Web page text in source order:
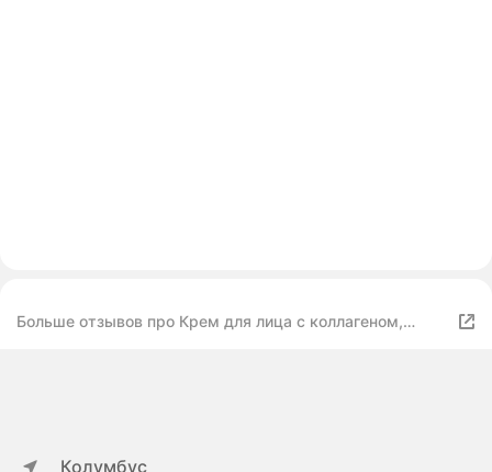
Больше отзывов про Крем для лица с коллагеном,
Колумбус